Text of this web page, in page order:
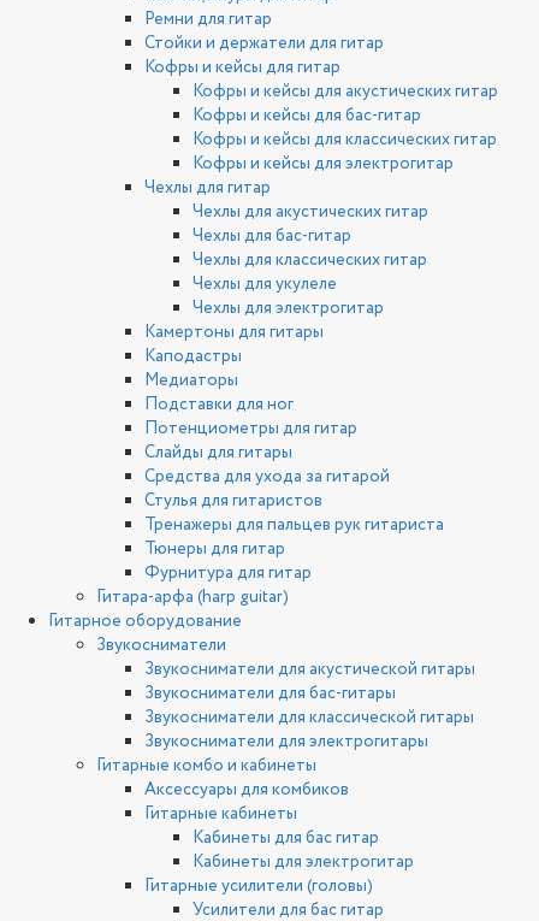
Ремни для гитар
Стойки и держатели для гитар
Кофры и кейсы для гитар
Кофры и кейсы для акустических гитар
Кофры и кейсы для бас-гитар
Кофры и кейсы для классических гитар
Кофры и кейсы для электрогитар
Чехлы для гитар
Чехлы для акустических гитар
Чехлы для бас-гитар
Чехлы для классических гитар
Чехлы для укулеле
Чехлы для электрогитар
Камертоны для гитары
Каподастры
Медиаторы
Подставки для ног
Потенциометры для гитар
Слайды для гитары
Средства для ухода за гитарой
Стулья для гитаристов
Тренажеры для пальцев рук гитариста
Тюнеры для гитар
Фурнитура для гитар
Гитара-арфа (harp guitar)
Гитарное оборудование
Звукосниматели
Звукосниматели для акустической гитары
Звукосниматели для бас-гитары
Звукосниматели для классической гитары
Звукосниматели для электрогитары
Гитарные комбо и кабинеты
Аксессуары для комбиков
Гитарные кабинеты
Кабинеты для бас гитар
Кабинеты для электрогитар
Гитарные усилители (головы)
Усилители для бас гитар